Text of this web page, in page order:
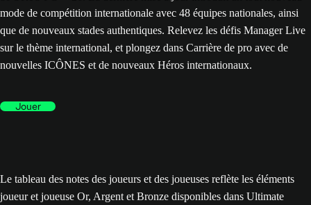
mode de compétition internationale avec 48 équipes nationales, ainsi
que de nouveaux stades authentiques. Relevez les défis Manager Live
sur le thème international, et plongez dans Carrière de pro avec de
nouvelles ICÔNES et de nouveaux Héros internationaux.
Jouer
Le tableau des notes des joueurs et des joueuses reflète les éléments
joueur et joueuse Or, Argent et Bronze disponibles dans Ultimate